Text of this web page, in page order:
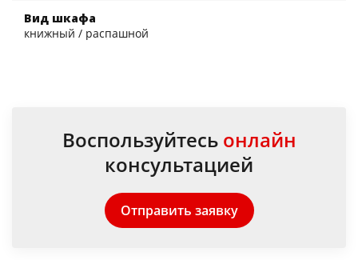
Вид шкафа
книжный / распашной
Воспользуйтесь онлайн
консультацией
Отправить заявку